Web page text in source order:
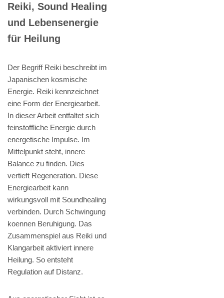
Reiki, Sound Healing
und Lebensenergie
für Heilung
Der Begriff Reiki beschreibt im
Japanischen kosmische
Energie. Reiki kennzeichnet
eine Form der Energiearbeit.
In dieser Arbeit entfaltet sich
feinstoffliche Energie durch
energetische Impulse. Im
Mittelpunkt steht, innere
Balance zu finden. Dies
vertieft Regeneration. Diese
Energiearbeit kann
wirkungsvoll mit Soundhealing
verbinden. Durch Schwingung
koennen Beruhigung. Das
Zusammenspiel aus Reiki und
Klangarbeit aktiviert innere
Heilung. So entsteht
Regulation auf Distanz.